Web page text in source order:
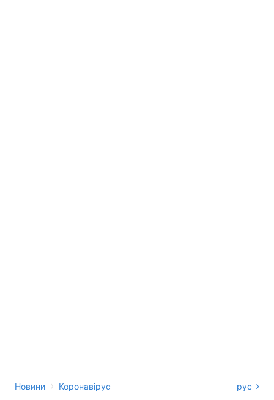
Новини › Коронавірус рус